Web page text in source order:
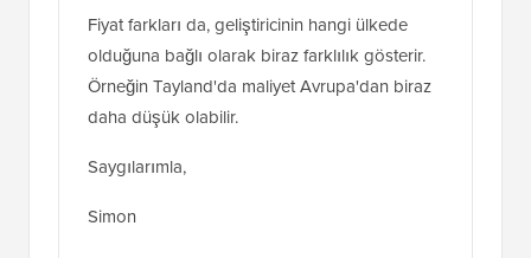
Fiyat farkları da, geliştiricinin hangi ülkede
olduğuna bağlı olarak biraz farklılık gösterir.
Örneğin Tayland'da maliyet Avrupa'dan biraz
daha düşük olabilir.
Saygılarımla,
Simon